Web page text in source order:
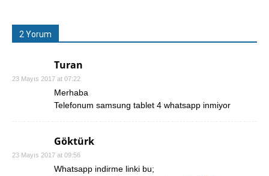
2 Yorum
Turan
23 Mayıs 2017 at 07:22
Merhaba
Telefonum samsung tablet 4 whatsapp inmiyor
Göktürk
23 Mayıs 2017 at 09:56
Whatsapp indirme linki bu;